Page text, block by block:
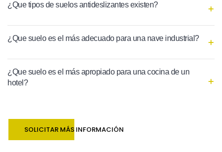
¿Que tipos de suelos antideslizantes existen?
¿Que suelo es el más adecuado para una nave industrial?
¿Que suelo es el más apropiado para una cocina de un
hotel?
SOLICITAR MÁS INFORMACIÓN